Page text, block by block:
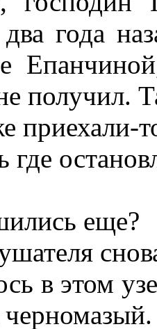
года
получил.
приехали-
где
еще?
в этом